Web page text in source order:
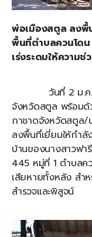
พ่อเมืองสตูล ลงพื้
พื้นที่ตำบลควนโด
เร่งระดมให้ความช่
วันที่ 2 ม.ค
จังหวัดสตูล พร้อมด้
กาชาดจังหวัดสตูล/
ลงพื้นที่เยี่ยมให้กำลั
บ้านของนางสาวฟา
445 หมู่ที่ 1 ตำบลค
เสียหายทั้งหลัง สำ
สำรวจและพิสูจน์